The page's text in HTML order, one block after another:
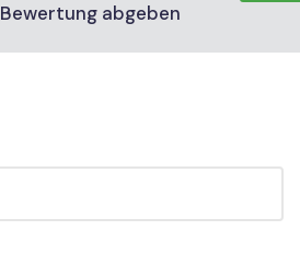
Bewertung abgeben